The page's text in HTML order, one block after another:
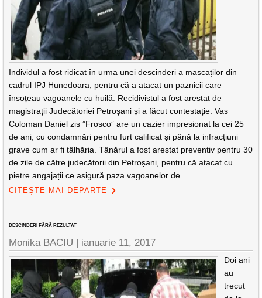
Individul a fost ridicat în urma unei descinderi a mascaților din
cadrul IPJ Hunedoara, pentru că a atacat un paznicii care
însoțeau vagoanele cu huilă. Recidivistul a fost arestat de
magistrații Judecătoriei Petroșani și a făcut contestație. Vas
Coloman Daniel zis ”Frosco” are un cazier impresionat la cei 25
de ani, cu condamnări pentru furt calificat și până la infracțiuni
grave cum ar fi tâlhăria. Tânărul a fost arestat preventiv pentru 30
de zile de către judecătorii din Petroșani, pentru că atacat cu
pietre angajații ce asigură paza vagoanelor de
CITEȘTE MAI DEPARTE
DESCINDERI FĂRĂ REZULTAT
Monika BACIU | ianuarie 11, 2017
Doi ani
au
trecut